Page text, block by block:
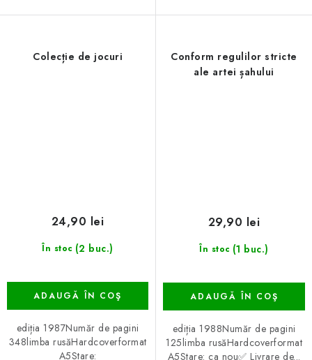
Colecție de jocuri
În stoc (2 buc.)
24,90 lei
ADAUGĂ ÎN COŞ
ediția 1987Număr de pagini
348limba rusăHardcoverformat
A5Stare:
Conform regulilor stricte
ale artei șahului
În stoc (1 buc.)
29,90 lei
ADAUGĂ ÎN COŞ
ediția 1988Număr de pagini
125limba rusăHardcoverformat
A5Stare: ca nou✅ Livrare de...